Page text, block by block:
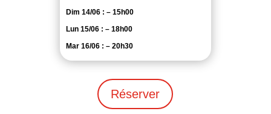
Dim 14/06 : – 15h00
Lun 15/06 : – 18h00
Mar 16/06 : – 20h30
Réserver